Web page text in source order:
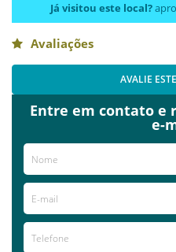
Já visitou este local?
Avaliações
AVALIE
Entre em contato e
e-